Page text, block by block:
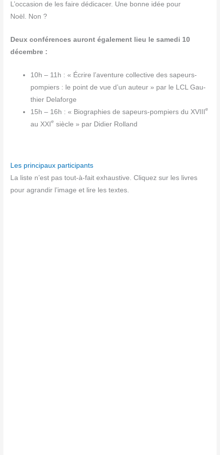
L’oc­ca­sion de les faire dédi­ca­cer. Une bonne idée pour
Noël. Non ?
Deux confé­rences auront éga­le­ment lieu le same­di 10
décembre :
10h – 11h : « Écrire l’aventure col­lec­tive des sapeurs-
pom­piers : le point de vue d’un auteur » par le LCL Gau­
thier Delaforge
15h – 16h : « Bio­gra­phies de sapeurs-pom­piers du XVIIIe
au XXIe siècle » par Didier Rolland
Les principaux participants
La liste n’est pas tout-à-fait exhaus­tive. Cli­quez sur les livres
pour agran­dir l’i­mage et lire les textes.